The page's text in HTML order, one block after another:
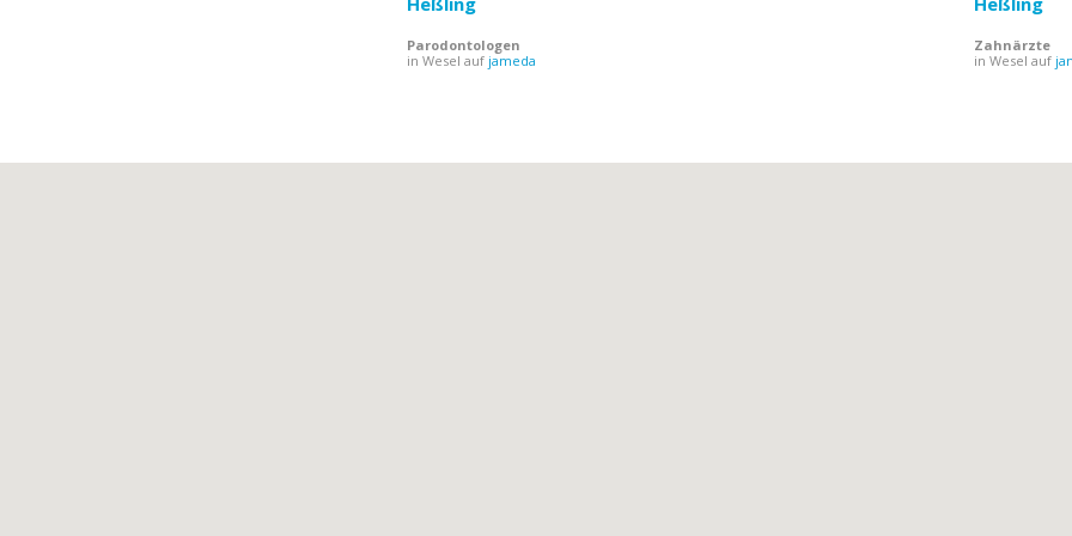
Parodontologen
in Wesel auf jameda
Zahnärzte
in Wesel auf